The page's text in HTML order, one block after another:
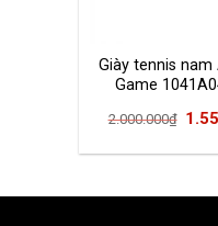
Giày tennis nam
Game
2.000.000₫ Giá
là: